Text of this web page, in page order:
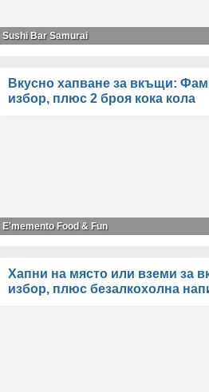
Sushi Bar Samurai
Вкусно хапване за вкъщи:
избор, плюс 2 броя кока кола
E'memento Food & Fun
Хапни на място или вземи за
избор, плюс безалкохолна